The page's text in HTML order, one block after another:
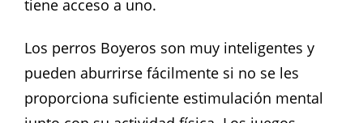
tiene acceso a uno.
Los perros Boyeros son muy inteligentes y
pueden aburrirse fácilmente si no se les
proporciona suficiente estimulación mental